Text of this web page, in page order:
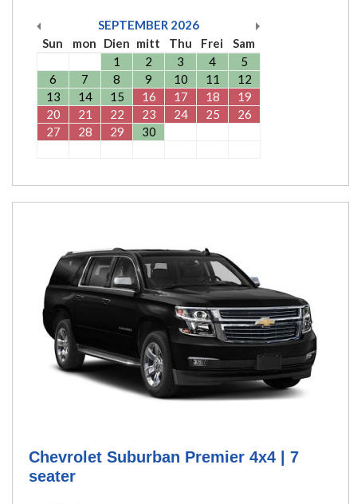
SEPTEMBER 2026
Sun
mon Dien mitt Thu Frei
Sam
1
2 3 4
5
6
7 8 9 10 11
12
13
14 15 16 17 18
19
20
21 22 23 24 25
26
27
28 29 30
Chevrolet Suburban Premier 4x4 | 7
seater